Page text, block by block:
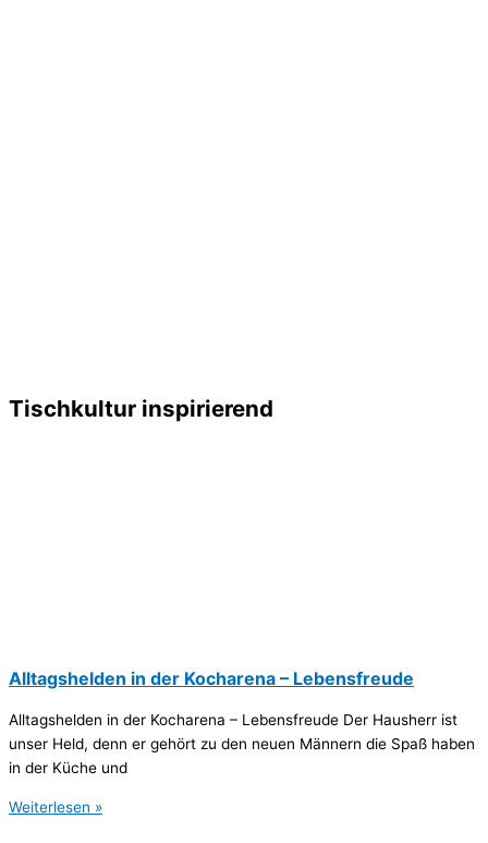
Tischkultur inspirierend
Alltagshelden in der Kocharena – Lebensfreude
Alltagshelden in der Kocharena – Lebensfreude Der Hausherr ist
unser Held, denn er gehört zu den neuen Männern die Spaß haben
in der Küche und
Weiterlesen »